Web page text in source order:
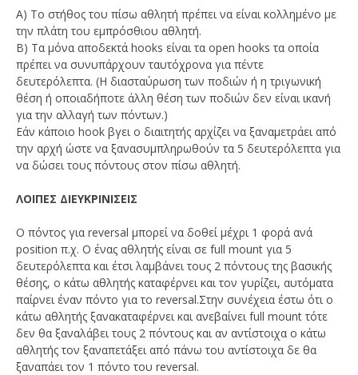
Α) Το στήθος του πίσω αθλητή πρέπει να είναι κολλημένο με
την πλάτη του εμπρόσθιου αθλητή.
Β) Τα μόνα αποδεκτά hooks είναι τα open hooks τα οποία
πρέπει να συνυπάρχουν ταυτόχρονα για πέντε
δευτερόλεπτα. (Η διασταύρωση των ποδιών ή η τριγωνική
θέση ή οποιαδήποτε άλλη θέση των ποδιών δεν είναι ικανή
για την αλλαγή των πόντων.)
Εάν κάποιο hook βγει ο διαιτητής αρχίζει να ξαναμετράει από
την αρχή ώστε να ξανασυμπληρωθούν τα 5 δευτερόλεπτα για
να δώσει τους πόντους στον πίσω αθλητή.
ΛΟΙΠΕΣ ΔΙΕΥΚΡΙΝΙΣΕΙΣ
Ο πόντος για reversal μπορεί να δοθεί μέχρι 1 φορά ανά
position π.χ. Ο ένας αθλητής είναι σε full mount για 5
δευτερόλεπτα και έτσι λαμβάνει τους 2 πόντους της βασικής
θέσης, ο κάτω αθλητής καταφέρνει και τον γυρίζει, αυτόματα
παίρνει έναν πόντο για το reversal.Στην συνέχεια έστω ότι ο
κάτω αθλητής ξανακαταφέρνει και ανεβαίνει full mount τότε
δεν θα ξαναλάβει τους 2 πόντους και αν αντίστοιχα ο κάτω
αθλητής τον ξαναπετάξει από πάνω του αντίστοιχα δε θα
ξαναπάει τον 1 πόντο του reversal.